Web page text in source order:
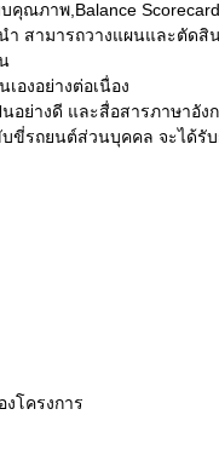
ณภาพ,Balance
สามารถวางแผนและตัดสิ
องอย่างต่อเนื่อง
อย่างดี และสื่อสารภาษาอัง
ขี่รถยนต์ส่วนบุคคล จะได้รั
โครงการ